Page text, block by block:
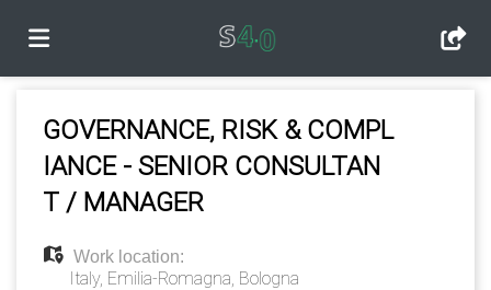
Home
Job
list
Upload
GOVERNANCE, RISK & COMPL
IANCE - SENIOR CONSULTAN
T / MANAGER
Work location:
Italy, Emilia-Romagna, Bologna